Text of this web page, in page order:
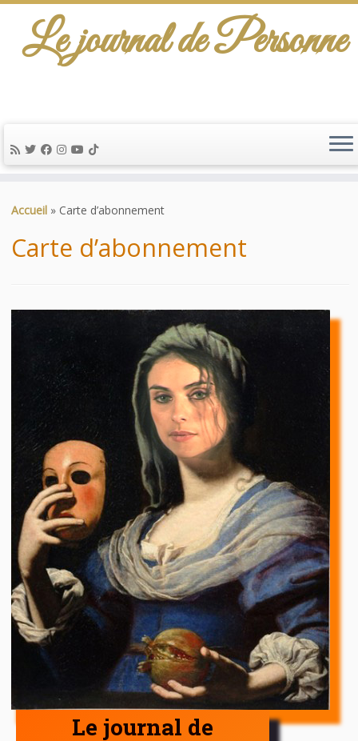
au
Le journal de Personne
Accueil » Carte d’abonnement
Carte d’abonnement
Le journal de